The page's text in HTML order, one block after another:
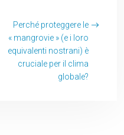
Perché proteggere le
« mangrovie » (e i loro
equivalenti nostrani) è
cruciale per il clima
globale?